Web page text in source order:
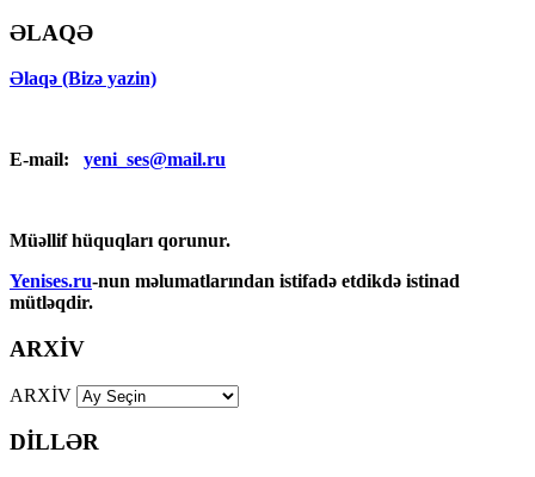
ƏLAQƏ
Əlaqə (Bizə yazin)
E-mail: yeni_ses@mail.ru
Müəllif hüquqları qorunur.
Yenises.ru-nun məlumatlarından istifadə etdikdə istinad
mütləqdir.
ARXİV
ARXİV
DİLLƏR